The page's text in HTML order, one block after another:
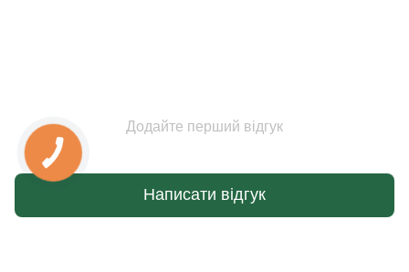
Додайте перший відгук
Написати відгук